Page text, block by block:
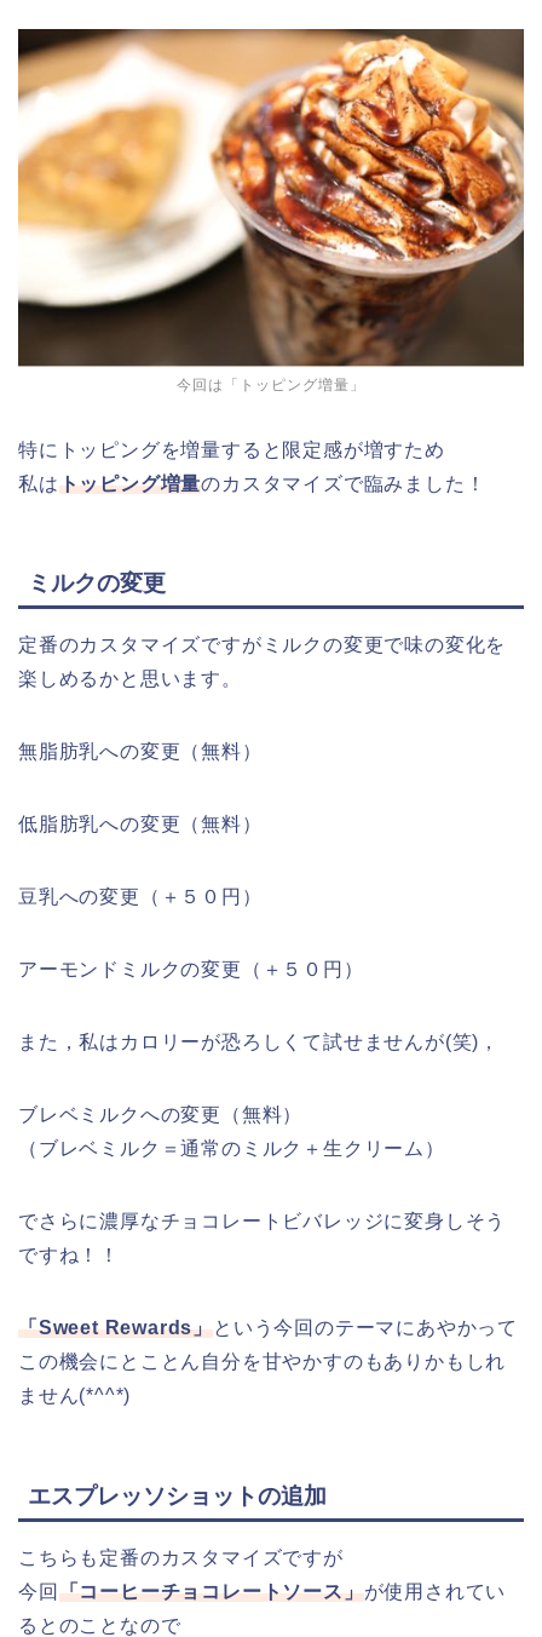
今回は「トッピング増量」
特にトッピングを増量すると限定感が増すため
私はトッピング増量のカスタマイズで臨みました！
ミルクの変更
定番のカスタマイズですがミルクの変更で味の変化を
楽しめるかと思います。
無脂肪乳への変更（無料）
低脂肪乳への変更（無料）
豆乳への変更（＋５０円）
アーモンドミルクの変更（＋５０円）
また，私はカロリーが恐ろしくて試せませんが(笑)，
ブレベミルクへの変更（無料）
（ブレベミルク＝通常のミルク＋生クリーム）
でさらに濃厚なチョコレートビバレッジに変身しそう
ですね！！
「Sweet Rewards」という今回のテーマにあやかって
この機会にとことん自分を甘やかすのもありかもしれ
ません(*^^*)
エスプレッソショットの追加
こちらも定番のカスタマイズですが
今回 「コーヒーチョコレートソース」が使用されてい
るとのことなので